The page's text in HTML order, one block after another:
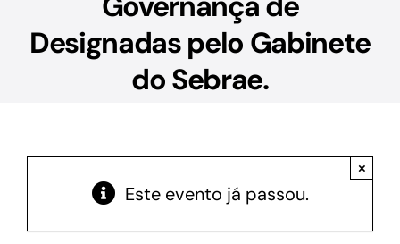
Atendimento
Sustentabilidade
Designadas pelo Gabinete
do Sebrae.
Este evento já passou.
×